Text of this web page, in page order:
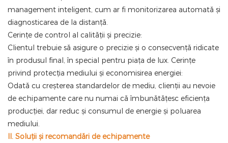
management inteligent, cum ar fi monitorizarea automată și
diagnosticarea de la distanță.
Cerințe de control al calității și precizie:
Clientul trebuie să asigure o precizie și o consecvență ridicate
în produsul final, în special pentru piața de lux. Cerințe
privind protecția mediului și economisirea energiei:
Odată cu creșterea standardelor de mediu, clienții au nevoie
de echipamente care nu numai că îmbunătățesc eficiența
producției, dar reduc și consumul de energie și poluarea
mediului.
II. Soluții și recomandări de echipamente